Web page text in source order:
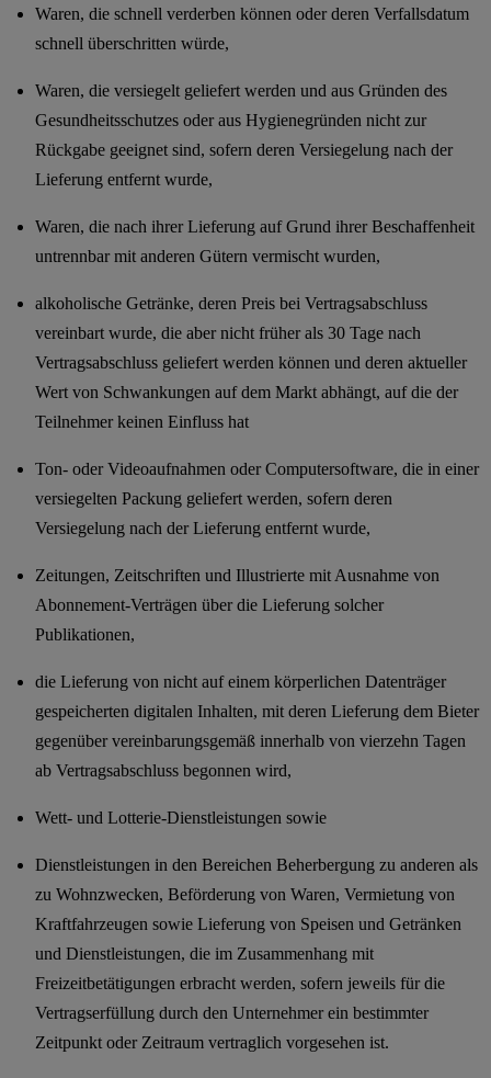
Waren, die schnell verderben können oder deren Verfallsdatum
schnell überschritten würde,
Waren, die versiegelt geliefert werden und aus Gründen des
Gesundheitsschutzes oder aus Hygienegründen nicht zur
Rückgabe geeignet sind, sofern deren Versiegelung nach der
Lieferung entfernt wurde,
Waren, die nach ihrer Lieferung auf Grund ihrer Beschaffenheit
untrennbar mit anderen Gütern vermischt wurden,
alkoholische Getränke, deren Preis bei Vertragsabschluss
vereinbart wurde, die aber nicht früher als 30 Tage nach
Vertragsabschluss geliefert werden können und deren aktueller
Wert von Schwankungen auf dem Markt abhängt, auf die der
Teilnehmer keinen Einfluss hat
Ton- oder Videoaufnahmen oder Computersoftware, die in einer
versiegelten Packung geliefert werden, sofern deren
Versiegelung nach der Lieferung entfernt wurde,
Zeitungen, Zeitschriften und Illustrierte mit Ausnahme von
Abonnement-Verträgen über die Lieferung solcher
Publikationen,
die Lieferung von nicht auf einem körperlichen Datenträger
gespeicherten digitalen Inhalten, mit deren Lieferung dem Bieter
gegenüber vereinbarungsgemäß innerhalb von vierzehn Tagen
ab Vertragsabschluss begonnen wird,
Wett- und Lotterie-Dienstleistungen sowie
Dienstleistungen in den Bereichen Beherbergung zu anderen als
zu Wohnzwecken, Beförderung von Waren, Vermietung von
Kraftfahrzeugen sowie Lieferung von Speisen und Getränken
und Dienstleistungen, die im Zusammenhang mit
Freizeitbetätigungen erbracht werden, sofern jeweils für die
Vertragserfüllung durch den Unternehmer ein bestimmter
Zeitpunkt oder Zeitraum vertraglich vorgesehen ist.